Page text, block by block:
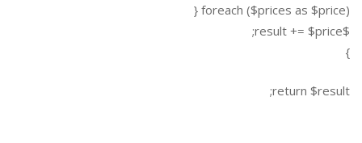
foreach ($prices as $price) {
$result += $price;
}
return $result;